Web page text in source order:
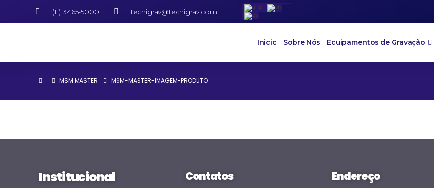
(11) 3465-5000 tecnigrav@tecnigrav.com
Inicio Sobre Nós Equipamentos de Gravação
MSM MASTER MSM-MASTER-IMAGEM-PRODUTO
Institucional Contatos Endereço